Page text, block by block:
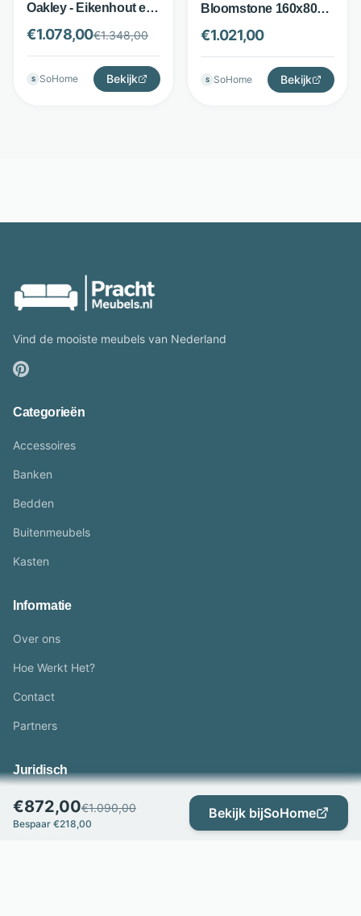
Oakley - Eikenhout en
eikenfineer - Set van 2 -
Naturel hout -
Richmond Interiors
€1.078,00€1.348,00
S SoHome Bekijk
Bloomstone 160x80
cm - MDF met eco
plaster afwerking -
Organisch design - Wit
- Richmond Interiors
€1.021,00
S SoHome Bekijk
€872,00€1.090,00
Bespaar €218,00
Bekijk bijSoHome
Vind de mooiste meubels van Nederland
Categorieën
Accessoires
Banken
Bedden
Buitenmeubels
Kasten
Informatie
Over ons
Hoe Werkt Het?
Contact
Partners
Juridisch
Privacybeleid
Disclaimer